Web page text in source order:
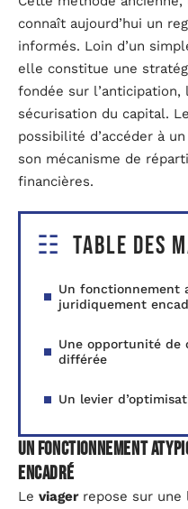
connaît aujourd’hui un
informés. Loin d’un
elle constitue une
fondée sur
sécurisation du capital.
possibilité d’accéder à
son mécanisme de
financières.
Table des
Un fonctionnement
juridiquement
Une opportunité
différée
Un levier
Un fonctionnement
encadré
Le viagerrepose sur une